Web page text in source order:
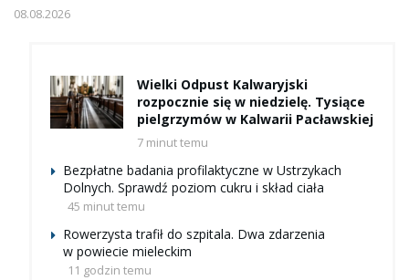
08.08.2026
Wielki Odpust Kalwaryjski
rozpocznie się w niedzielę. Tysiące
pielgrzymów w Kalwarii Pacławskiej
7 minut temu
Bezpłatne badania profilaktyczne w Ustrzykach
Dolnych. Sprawdź poziom cukru i skład ciała
45 minut temu
Rowerzysta trafił do szpitala. Dwa zdarzenia
w powiecie mieleckim
11 godzin temu